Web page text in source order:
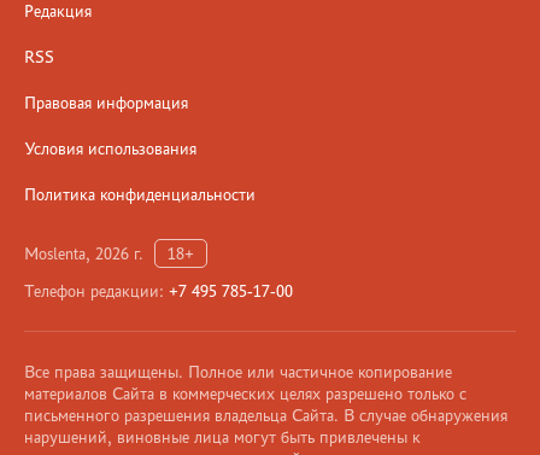
Редакция
RSS
Правовая информация
Условия использования
Политика конфиденциальности
Moslenta, 2026 г.
18+
Телефон редакции: +7 495 785-17-00
Все права защищены. Полное или частичное копирование
материалов Сайта в коммерческих целях разрешено только с
письменного разрешения владельца Сайта. В случае обнаружения
нарушений, виновные лица могут быть привлечены к